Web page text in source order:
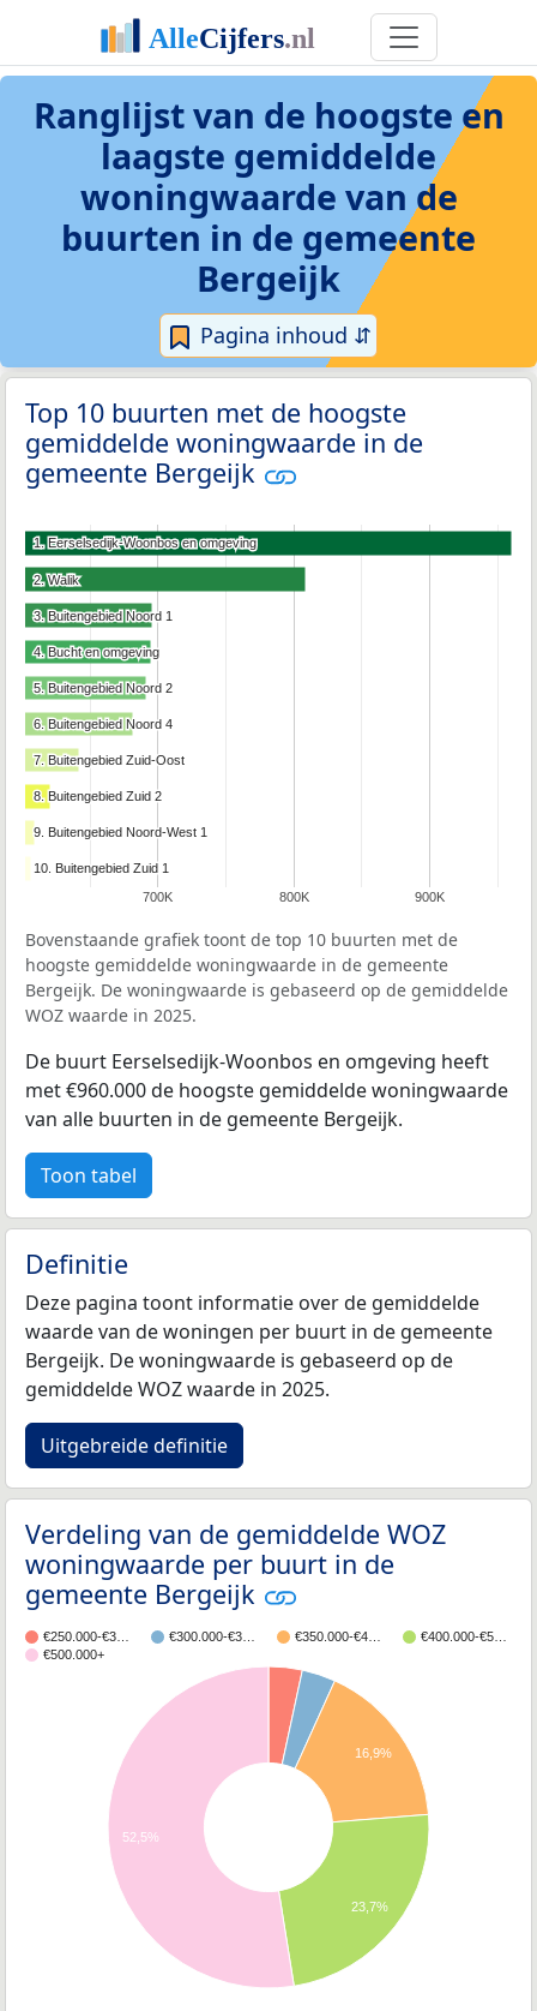
Ranglijst van de hoogste en
laagste gemiddelde
woningwaarde van de
buurten in de gemeente
Bergeijk
Pagina inhoud ⇵
Top 10 buurten met de hoogste
gemiddelde woningwaarde in de
gemeente Bergeijk
700K 800K 900K
1. Eerselsedijk-Woonbos en omgeving
1. Eerselsedijk-Woonbos en omgeving
2. Walik
2. Walik
3. Buitengebied Noord 1
3. Buitengebied Noord 1
4. Bucht en omgeving
4. Bucht en omgeving
5. Buitengebied Noord 2
5. Buitengebied Noord 2
6. Buitengebied Noord 4
6. Buitengebied Noord 4
7. Buitengebied Zuid-Oost
7. Buitengebied Zuid-Oost
8. Buitengebied Zuid 2
8. Buitengebied Zuid 2
9. Buitengebied Noord-West 1
9. Buitengebied Noord-West 1
10. Buitengebied Zuid 1
10. Buitengebied Zuid 1
Bovenstaande grafiek toont de top 10 buurten met de
hoogste gemiddelde woningwaarde in de gemeente
Bergeijk. De woningwaarde is gebaseerd op de gemiddelde
WOZ waarde in 2025.
De buurt Eerselsedijk-Woonbos en omgeving heeft
met €960.000 de hoogste gemiddelde woningwaarde
van alle buurten in de gemeente Bergeijk.
Toon tabel
Definitie
Deze pagina toont informatie over de gemiddelde
waarde van de woningen per buurt in de gemeente
Bergeijk. De woningwaarde is gebaseerd op de
gemiddelde WOZ waarde in 2025.
Uitgebreide definitie
Verdeling van de gemiddelde WOZ
woningwaarde per buurt in de
gemeente Bergeijk
€250.000-€3… €300.000-€3… €350.000-€4…
€400.000-€5…
€500.000+
16,9%
23,7%
52,5%